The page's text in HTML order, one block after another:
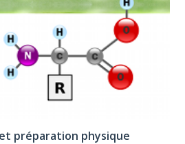
préparation physique